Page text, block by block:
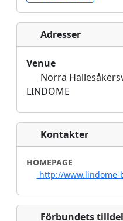
Adresser
Venue
Norra
LINDOME
Kontakter
HOMEPAGE
http://www.lindome-
Förbundets